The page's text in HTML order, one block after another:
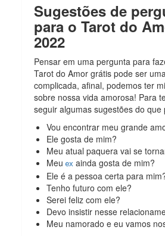
Sugestões de
para o Tarot do
2022
Pensar em uma pergunta para
Tarot do Amor grátis pode ser
complicada, afinal, podemos ter
sobre nossa vida amorosa! Para
seguir algumas sugestões do que
Vou encontrar meu grande
Ele gosta de mim?
Meu atual paquera vai se
Meu ex ainda gosta de mim?
Ele é a pessoa certa para
Tenho futuro com ele?
Serei feliz com ele?
Devo insistir nesse
Meu namorado e eu vamos